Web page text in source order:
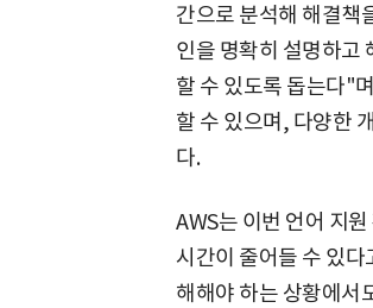
간으로 분석해 해결책
인을 명확히 설명하고
할 수 있도록 돕는다"
할 수 있으며, 다양한
다.
AWS는 이번 언어 지
시간이 줄어들 수 있다
해해야 하는 상황에서